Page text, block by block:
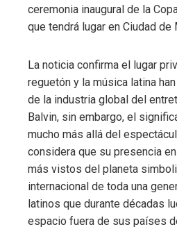
ceremonia inaugural de la
que tendrá lugar en Ciudad de
La noticia confirma el lugar
reguetón y la música latina
de la industria global del
Balvin, sin embargo, el
mucho más allá del
considera que su presencia
más vistos del planeta
internacional de toda una
latinos que durante décadas
espacio fuera de sus países